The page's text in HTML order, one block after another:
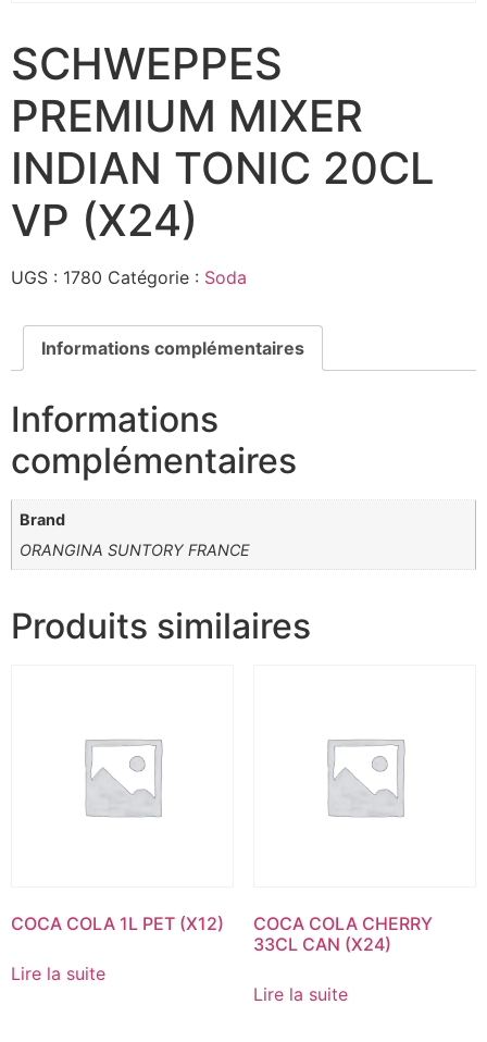
SCHWEPPES
PREMIUM MIXER
INDIAN TONIC 20CL
VP (X24)
UGS : 1780 Catégorie : Soda
Informations complémentaires
Informations
complémentaires
Brand
ORANGINA SUNTORY FRANCE
Produits similaires
COCA COLA 1L PET (X12)
Lire la suite
COCA COLA CHERRY
33CL CAN (X24)
Lire la suite